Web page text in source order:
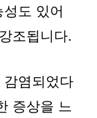
도 있어
조됩니다.
염되었다
증상을 느